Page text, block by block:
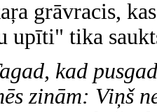
grāvracis,
upīti" tika
kad
zinām: Viņš